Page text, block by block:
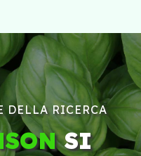
DELLA RICERCA
SI